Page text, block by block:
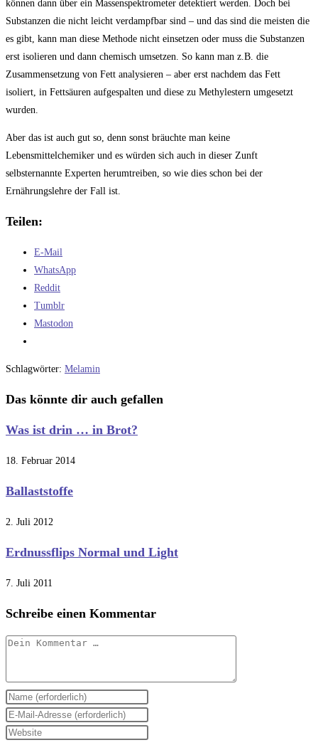
können dann über ein Massenspektrometer detektiert werden. Doch bei
Substanzen die nicht leicht verdampfbar sind – und das sind die meisten die
es gibt, kann man diese Methode nicht einsetzen oder muss die Substanzen
erst isolieren und dann chemisch umsetzen. So kann man z.B. die
Zusammensetzung von Fett analysieren – aber erst nachdem das Fett
isoliert, in Fettsäuren aufgespalten und diese zu Methylestern umgesetzt
wurden.
Aber das ist auch gut so, denn sonst bräuchte man keine
Lebensmittelchemiker und es würden sich auch in dieser Zunft
selbsternannte Experten herumtreiben, so wie dies schon bei der
Ernährungslehre der Fall ist.
Teilen:
E-Mail
WhatsApp
Reddit
Tumblr
Mastodon
Schlagwörter: Melamin
Das könnte dir auch gefallen
Was ist drin … in Brot?
18. Februar 2014
Ballaststoffe
2. Juli 2012
Erdnussflips Normal und Light
7. Juli 2011
Schreibe einen Kommentar
Kommentar
Gib
deinen
Namen
Gib
deine
Gib